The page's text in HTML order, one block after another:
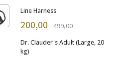
Line Harness
200,00 499,00
Dr. Clauder's Adult (Large, 20
kg)